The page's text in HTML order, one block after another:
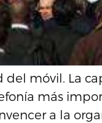
del móvil. La
más
a la